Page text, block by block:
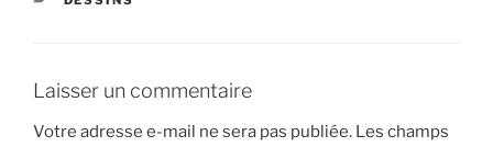
Laisser un commentaire
Votre adresse e-mail ne sera pas publiée. Les champs